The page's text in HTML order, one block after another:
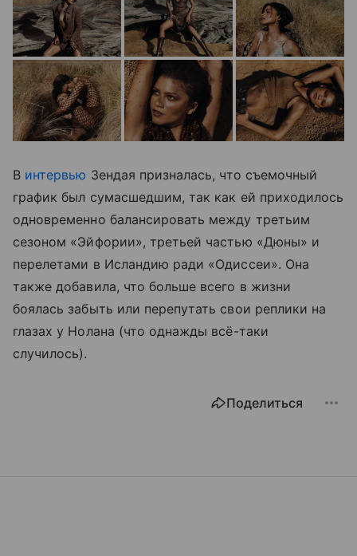
В интервью Зендая призналась, что съемочный
график был сумасшедшим, так как ей приходилось
одновременно балансировать между третьим
сезоном «Эйфории», третьей частью «Дюны» и
перелетами в Исландию ради «Одиссеи». Она
также добавила, что больше всего в жизни
боялась забыть или перепутать свои реплики на
глазах у Нолана (что однажды всё-таки
случилось).
Поделиться